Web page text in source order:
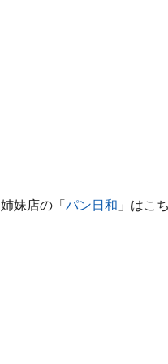
姉妹店の「 パン日和 」はこ